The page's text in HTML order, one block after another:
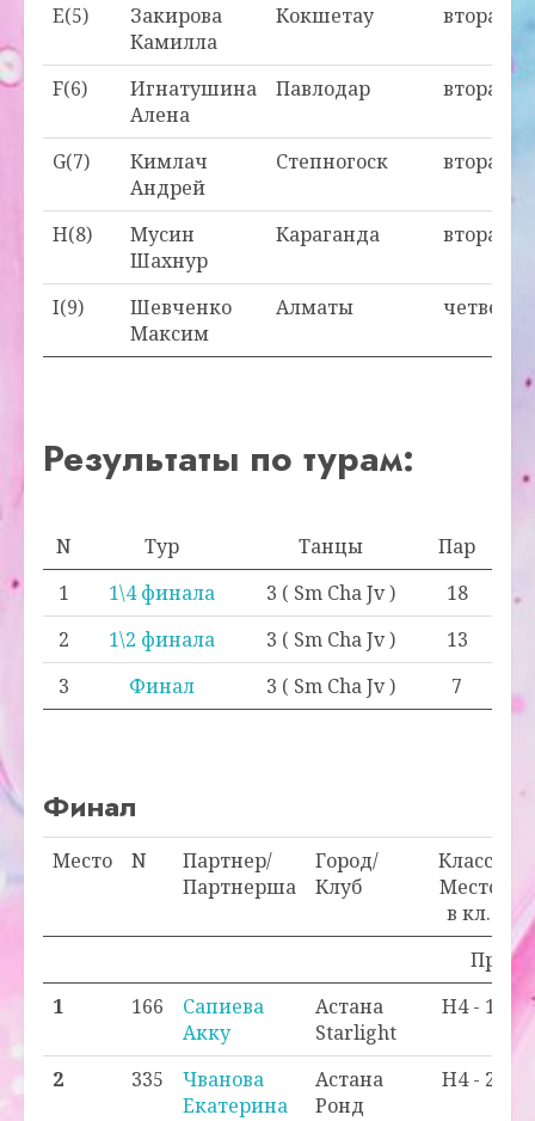
E(5)
Закирова
Камилла
Кокшетау вторая
F(6)
Игнатушина
Алена
Павлодар вторая
G(7)
Кимлач
Андрей
Степногоск вторая
H(8)
Мусин
Шахнур
Караганда вторая
I(9)
Шевченко
Максим
Алматы
Результаты по турам:
N Тур Танцы
Пар
1
1\4 финала 3 ( Sm Cha Jv )
18
2
1\2 финала 3 ( Sm Cha Jv )
13
3
Финал 3 ( Sm Cha Jv ) 7
Финал
Место N
Партнер/
Партнерша
Город/
Клуб
Класс/
Место
в кл.
1 166
Сапиева
Акку
Астана
Starlight
H4 - 1
2 335
Чванова
Екатерина
Астана
Ронд
H4 - 2